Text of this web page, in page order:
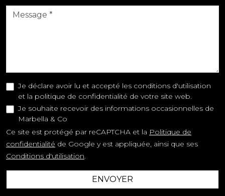
Je déclare avoir lu et accepté les conditions d'utilisation
et la politique de confidentialité de votre site web.
Je souhaite recevoir des informations occasionnelles de
Marbella & Co
Ce site est protégé par reCAPTCHA et la Politique de
confidentialité de Google y est appliquée, ainsi que ses
Conditions d'utilisation.
ENVOYER